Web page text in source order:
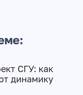
СГУ: как
динамику